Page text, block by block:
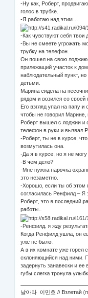
-Ну как, Роберт,
голос в трубке.
-Я работаю над этим…
-Как чувствуют себя твои
-Вы не смеете угрожать
трубку на телефон.
Он пошел на свою лоджию,
прилежащий участок к
наблюдательный пункт,
детьми.
Марина сидела на
рядом и возился со
Его взгляд упал на папу
чтобы не говорил Марине,
Роберт вышел с лоджии и
телефон в руки и вызвал
-Роберт, ты не в курсе,
возмутилась она.
-Да я в курсе, но я не
-В чем дело?
-Мне нужна парочка
это незаметно.
-Хорошо, если ты об этом
согласилась Ренфилд –
Роберт, это в последний
работы..
-Ренфилд. я жду
Когда Ренфилд ушла, он
уже не было.
А в их комнате уже горел
склоняющийся над ними.
задернуть занавески и ее
губы слегка тронула
날아라 이민호 // Взлетай